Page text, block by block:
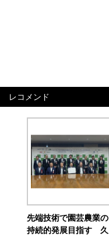
レコメンド
先端技術で園芸農業の
持続的発展目指す 久